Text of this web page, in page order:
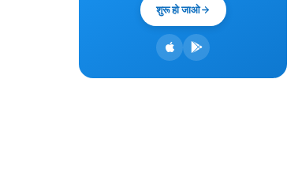
शुरू हो जाओ